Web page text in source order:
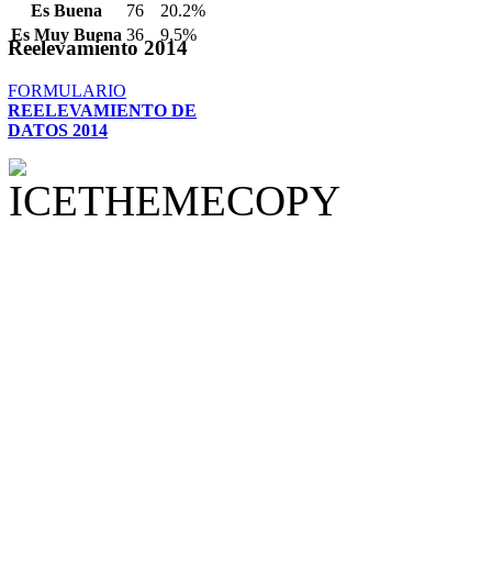
Es Buena
76
20.2%
Es Muy Buena 36 9.5%
Reelevamiento2014
FORMULARIO
REELEVAMIENTO DE
DATOS 2014